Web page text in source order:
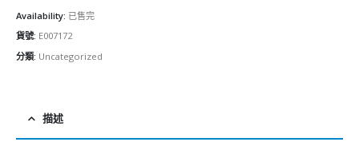
Availability: 已售完
貨號: E007172
分類: Uncategorized
描述